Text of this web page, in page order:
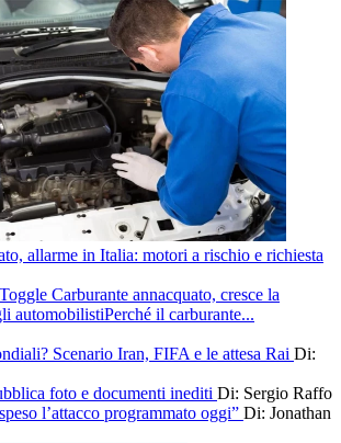
allarme in Italia: motori a rischio e richiesta
Carburante annacquato, cresce la
automobilistiPerché il carburante...
Scenario Iran, FIFA e le attesa Rai Di:
foto e documenti inediti Di: Sergio Raffo
l’attacco programmato oggi” Di: Jonathan